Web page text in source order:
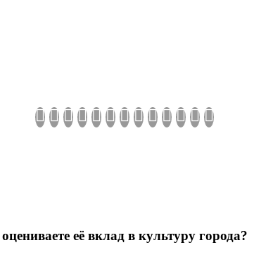
её вклад в культуру города?